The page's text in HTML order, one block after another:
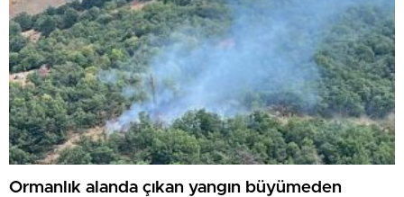
Ormanlık alanda çıkan yangın büyümeden